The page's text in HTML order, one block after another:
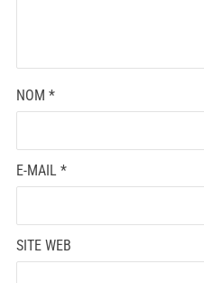
NOM *
E-MAIL *
SITE WEB